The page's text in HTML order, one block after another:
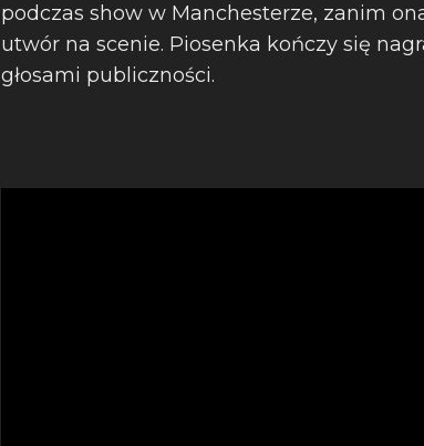
podczas show w Manchesterze, zanim
utwór na scenie. Piosenka kończy się
głosami publiczności.